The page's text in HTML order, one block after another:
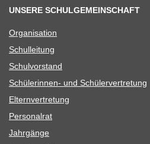
UNSERE SCHULGEMEINSCHAFT
Orga­ni­sa­tion
Schul­lei­tung
Schul­vor­stand
Schü­le­rin­nen- und Schülervertretung
Eltern­ver­tre­tung
Per­so­nal­rat
Jahr­gänge